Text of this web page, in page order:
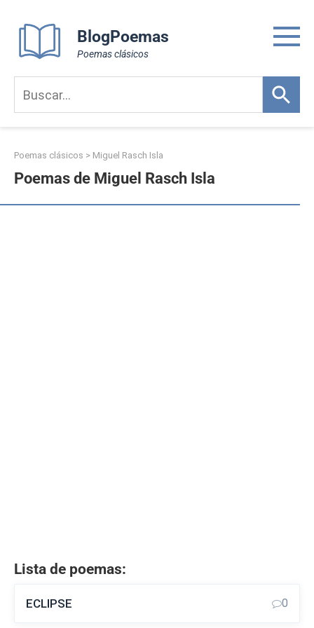
content
BlogPoemas
Poemas clásicos
Poemas clásicos > Miguel Rasch Isla
Poemas de Miguel Rasch Isla
Lista de poemas:
ECLIPSE 0